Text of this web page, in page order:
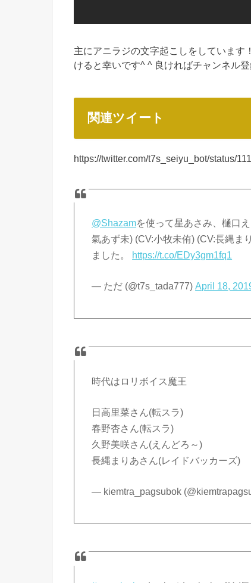
主にアニラジの文字起こしをしていま
けると幸いです^ ^ 良ければチャンネル登
関連ツイート
https://twitter.com/t7s_seiyu_bot/status/
@Shazamを使って星あさみ、樋口
氣あず未) (CV:小牧未侑) (CV:長縄
ました。
https://t.co/EDy3gm1fq1
— ただ (@t7s_tada777)April 18,
時代はロリボイス魔王
日高里菜さん(転スラ)
春野杏さん(転スラ)
久野美咲さん(えんどろ～)
長縄まりあさん(レイドバッカーズ)
— kiemtra_pagsubok